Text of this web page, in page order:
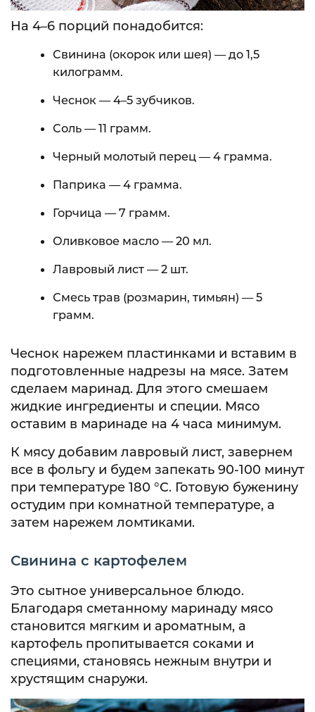
На 4–6 порций понадобится:
Свинина (окорок или шея) — до 1,5
килограмм.
Чеснок — 4–5 зубчиков.
Соль — 11 грамм.
Черный молотый перец — 4 грамма.
Паприка — 4 грамма.
Горчица — 7 грамм.
Оливковое масло — 20 мл.
Лавровый лист — 2 шт.
Смесь трав (розмарин, тимьян) — 5
грамм.
Чеснок нарежем пластинками и вставим в
подготовленные надрезы на мясе. Затем
сделаем маринад. Для этого смешаем
жидкие ингредиенты и специи. Мясо
оставим в маринаде на 4 часа минимум.
К мясу добавим лавровый лист, завернем
все в фольгу и будем запекать 90-100 минут
при температуре 180 °C. Готовую буженину
остудим при комнатной температуре, а
затем нарежем ломтиками.
Свинина с картофелем
Это сытное универсальное блюдо.
Благодаря сметанному маринаду мясо
становится мягким и ароматным, а
картофель пропитывается соками и
специями, становясь нежным внутри и
хрустящим снаружи.